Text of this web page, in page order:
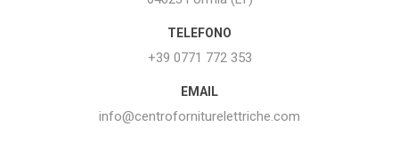
TELEFONO
+39 0771 772 353
EMAIL
info@centroforniturelettriche.com